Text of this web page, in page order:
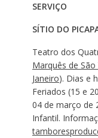
SERVIÇO
SÍTIO DO
Teatro dos
Marquês de
Janeiro). Dias e
Feriados (15 e
04 de março de
Infantil.